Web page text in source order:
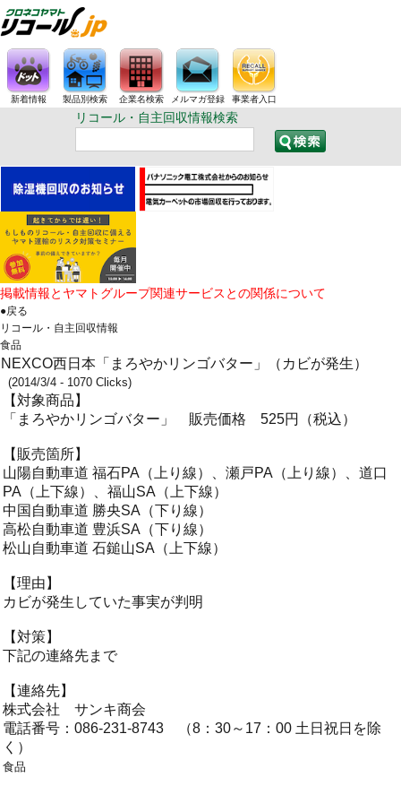
新着情報 製品別検索 企業名検索 メルマガ登録 事業者入口
リコール・自主回収情報検索
掲載情報とヤマトグループ関連サービスとの関係について
●戻る
リコール・自主回収情報
食品
NEXCO西日本「まろやかリンゴバター」（カビが発生）
(2014/3/4 - 1070 Clicks)
【対象商品】
「まろやかリンゴバター」 販売価格 525円（税込）
【販売箇所】
山陽自動車道 福石PA（上り線）、瀬戸PA（上り線）、道口
PA（上下線）、福山SA（上下線）
中国自動車道 勝央SA（下り線）
高松自動車道 豊浜SA（下り線）
松山自動車道 石鎚山SA（上下線）
【理由】
カビが発生していた事実が判明
【対策】
下記の連絡先まで
【連絡先】
株式会社 サンキ商会
電話番号：086-231-8743 （8：30～17：00 土日祝日を除
く）
食品